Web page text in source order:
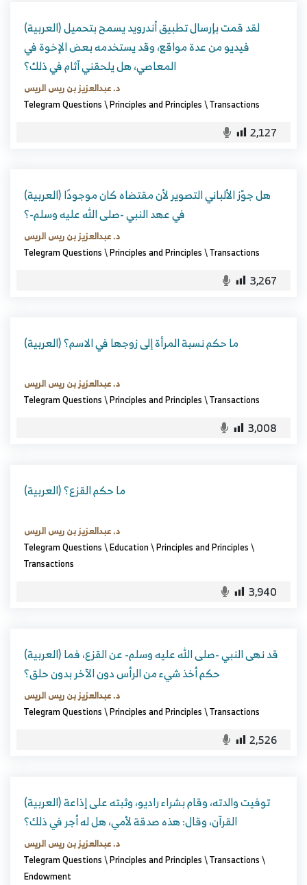
(العربية) لقد قمت بإرسال تطبيق أندرويد يسمح بتحميل
فيديو من عدة مواقع، وقد يستخدمه بعض الإخوة في
المعاصي، هل يلحقني آثام في ذلك؟
د. عبدالعزيز بن ريس الريس
Telegram Questions\Principles and Principles\Transactions
2,127
(العربية) هل جوّز الألباني التصوير لأن مقتضاه كان موجودًا
في عهد النبي -صلى الله عليه وسلم-؟
د. عبدالعزيز بن ريس الريس
Telegram Questions\Principles and Principles\Transactions
3,267
(العربية) ما حكم نسبة المرأة إلى زوجها في الاسم؟
د. عبدالعزيز بن ريس الريس
Telegram Questions\Principles and Principles\Transactions
3,008
(العربية) ما حكم القزع؟
د. عبدالعزيز بن ريس الريس
Telegram Questions\Education\Principles and Principles\
Transactions
3,940
(العربية) قد نهى النبي -صلى الله عليه وسلم- عن القزع، فما
حكم أخذ شيء من الرأس دون الآخر بدون حلق؟
د. عبدالعزيز بن ريس الريس
Telegram Questions\Principles and Principles\Transactions
2,526
(العربية) توفيت والدته، وقام بشراء راديو، وثبته على إذاعة
القرآن، وقال: هذه صدقة لأمي، هل له أجر في ذلك؟
د. عبدالعزيز بن ريس الريس
Telegram Questions\Principles and Principles\Transactions\
Endowment